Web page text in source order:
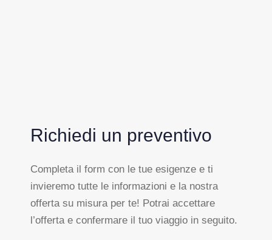
Richiedi un preventivo
Completa il form con le tue esigenze e ti
invieremo tutte le informazioni e la nostra
offerta su misura per te! Potrai accettare
l’offerta e confermare il tuo viaggio in seguito.